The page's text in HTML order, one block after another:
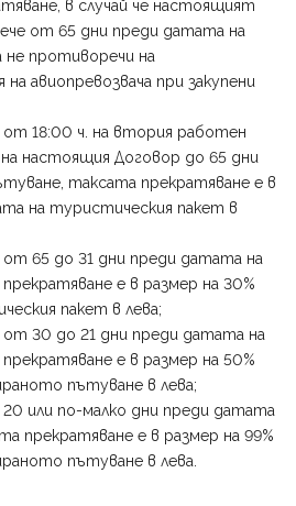
в случай че настоящият
от 65 дни преди датата на
противоречи на
авиопревозвача при закупени
18:00 ч. на втория работен
настоящия Договор до 65 дни
таксата прекратяване е в
на туристическия пакет в
65 до 31 дни преди датата на
е в размер на 30%
пакет в лева;
30 до 21 дни преди датата на
е в размер на 50%
пътуване в лева;
или по-малко дни преди датата
прекратяване е в размер на 99%
пътуване в лева.